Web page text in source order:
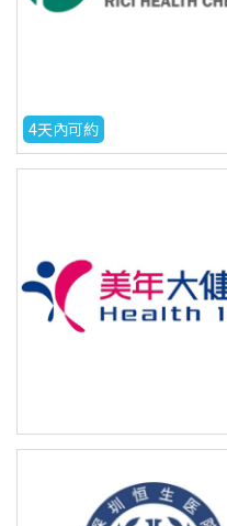
4天內可約